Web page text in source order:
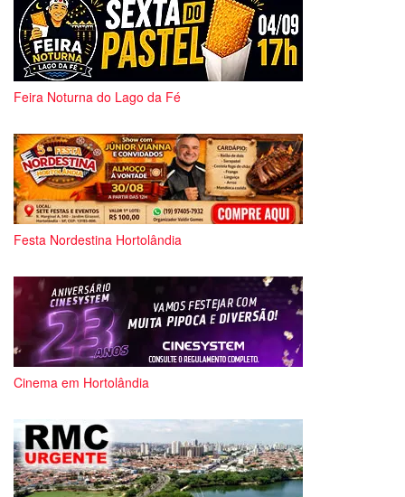
Feira Noturna do Lago da Fé
Festa Nordestina Hortolândia
Cinema em Hortolândia